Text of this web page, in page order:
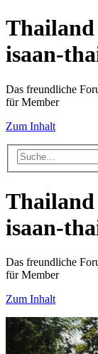
isaan-
Das freundliche
für Member
Zum Inhalt
isaan-
Das freundliche
für Member
Zum Inhalt